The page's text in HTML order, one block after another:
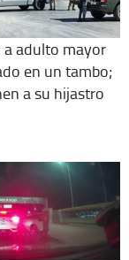
a adulto mayor
en un tambo;
a su hijastro